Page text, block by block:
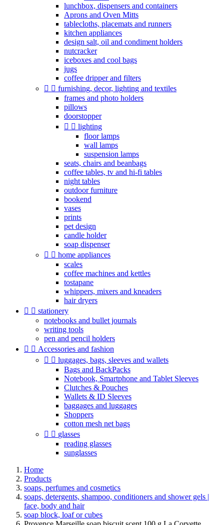
lunchbox, dispensers and containers
Aprons and Oven Mitts
tablecloths, placemats and runners
kitchen appliances
design salt, oil and condiment holders
nutcracker
iceboxes and cool bags
jugs
coffee dripper and filters
  furnishing, decor, lighting and textiles
frames and photo holders
pillows
doorstopper
  lighting
floor lamps
wall lamps
suspension lamps
seats, chairs and beanbags
coffee tables, tv and hi-fi tables
night tables
outdoor furniture
bookend
vases
prints
pet design
candle holder
soap dispenser
  home appliances
scales
coffee machines and kettles
tostapane
whippers, mixers and kneaders
hair dryers
  stationery
notebooks and bullet journals
writing tools
pen and pencil holders
  Accessories and fashion
  luggages, bags, sleeves and wallets
Bags and BackPacks
Notebook, Smartphone and Tablet Sleeves
Clutches & Pouches
Wallets & ID Sleeves
baggages and luggages
Shoppers
cotton mesh net bags
  glasses
reading glasses
sunglasses
Home
Products
soaps, perfumes and cosmetics
soaps, detergents, shampoo, conditioners and shower gels |
face, body and hair
soap block, loaf or cubes